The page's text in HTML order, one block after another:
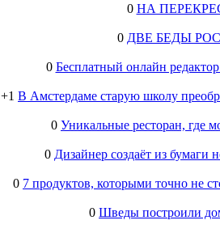
0 НА
0 ДВЕ БЕДЫ
0 Бесплатный онлайн
+1 В Амстердаме старую школу
0 Уникальные ресторан, где
0 Дизайнер создаёт из
0 7 продуктов, которыми точно не
0 Шведы построили